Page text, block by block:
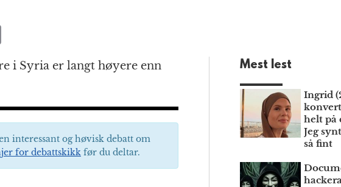
m
aii Syria er langt høyere enn
interessant og høvisk debatt om
for debattskikk før du deltar.
Mest lest
Ingrid
helt på
Jeg
så fint